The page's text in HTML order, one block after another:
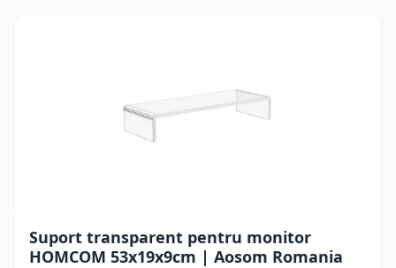
Suport transparent pentru monitor
HOMCOM 53x19x9cm | Aosom Romania